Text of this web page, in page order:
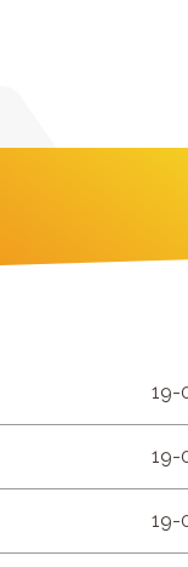
19-
19-
19-